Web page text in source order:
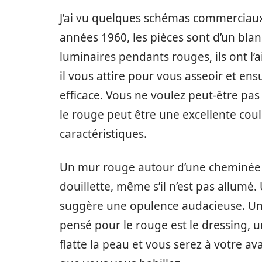
J’ai vu quelques schémas
années 1960, les pièces sont d’un
luminaires pendants rouges, ils ont
il vous attire pour vous asseoir et
efficace. Vous ne voulez peut-être
le rouge peut être une excellente
caractéristiques.
Un mur rouge autour d’une
douillette, même s’il n’est pas
suggère une opulence audacieuse.
pensé pour le rouge est le dressing,
flatte la peau et vous serez à votre